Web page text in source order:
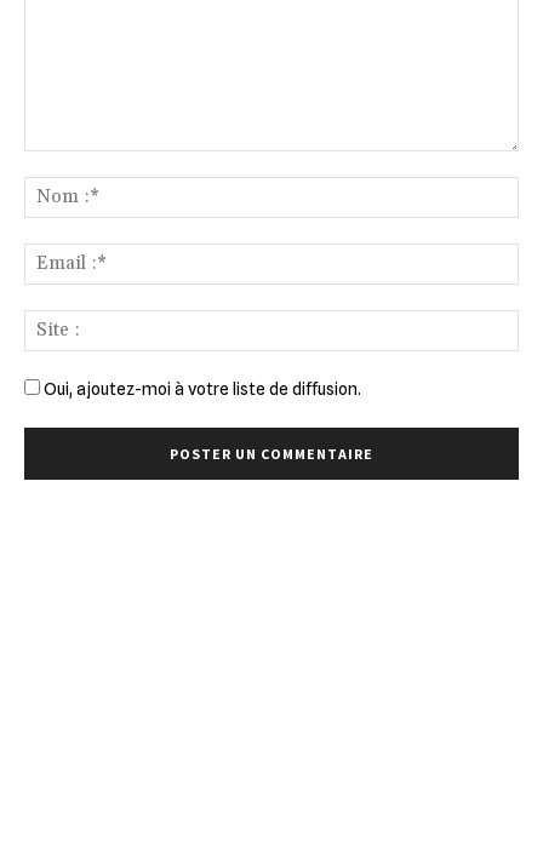
Oui, ajoutez-moi à votre liste de diffusion.